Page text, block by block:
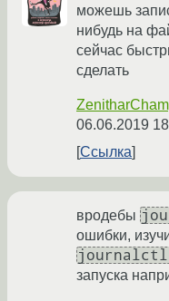
можешь
нибудь на
сейчас
сделать
06.06.2019
Ссылка
вродебы
ошибки,
запуска